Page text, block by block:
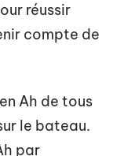
réussir
compte de
Ah de tous
le bateau.
par